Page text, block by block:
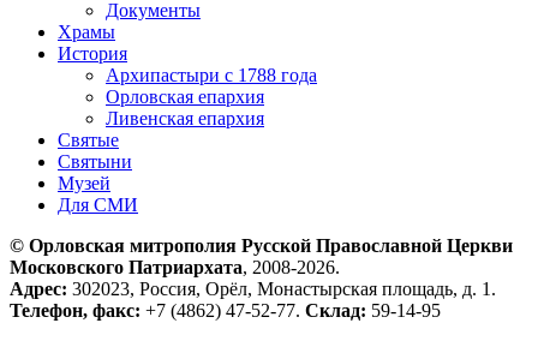
Документы
Храмы
История
Архипастыри с 1788 года
Орловская епархия
Ливенская епархия
Святые
Святыни
Музей
Для СМИ
© Орловская митрополия Русской Православной Церкви
Московского Патриархата, 2008-2026.
Адрес: 302023, Россия, Орёл, Монастырская площадь, д. 1.
Телефон, факс: +7 (4862) 47-52-77. Склад: 59-14-95